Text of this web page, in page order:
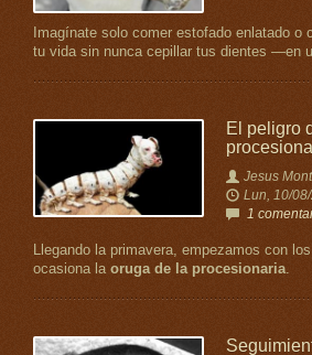
Imagínate solo comer estofado enlatado o
tu vida sin nunca cepillar tus dientes —en
El peligro
Jesus
Lun, 10/
1
Llegando la primavera, empezamos con
ocasiona la oruga de la procesionaria.